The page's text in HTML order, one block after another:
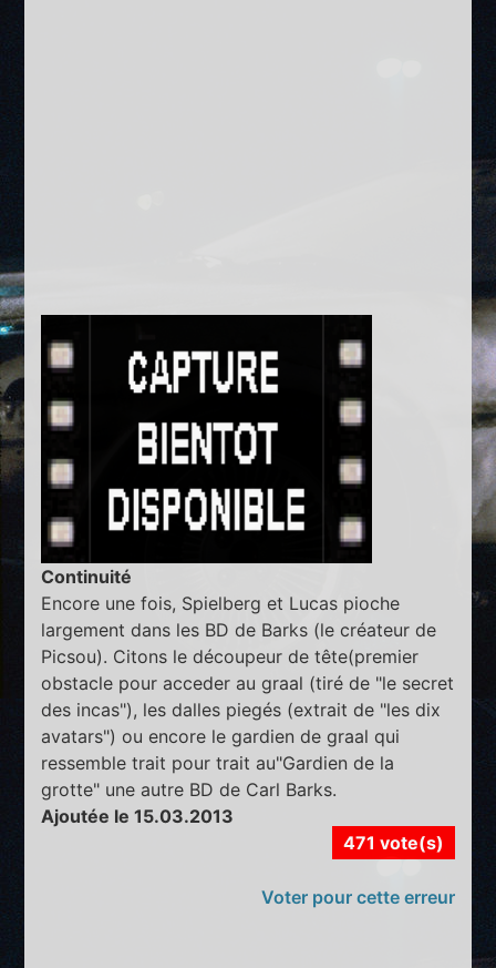
Continuité
Encore une fois, Spielberg et Lucas pioche
largement dans les BD de Barks (le créateur de
Picsou). Citons le découpeur de tête(premier
obstacle pour acceder au graal (tiré de "le secret
des incas"), les dalles piegés (extrait de "les dix
avatars") ou encore le gardien de graal qui
ressemble trait pour trait au"Gardien de la
grotte" une autre BD de Carl Barks.
Ajoutée le 15.03.2013
471 vote(s)
Voter pour cette erreur